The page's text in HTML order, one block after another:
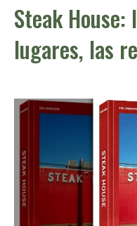
Steak
lugares, las